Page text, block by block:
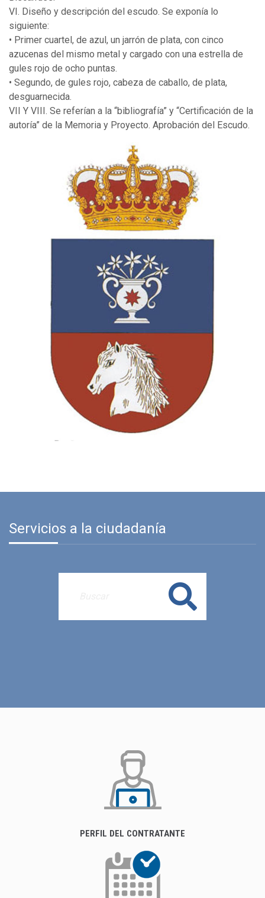
VI. Diseño y descripción del escudo. Se exponía lo
siguiente:
• Primer cuartel, de azul, un jarrón de plata, con cinco
azucenas del mismo metal y cargado con una estrella de
gules rojo de ocho puntas.
• Segundo, de gules rojo, cabeza de caballo, de plata,
desguarnecida.
VII Y VIII. Se referían a la “bibliografía” y “Certificación de la
autoría” de la Memoria y Proyecto. Aprobación del Escudo.
Servicios a la ciudadanía
Buscar
PERFIL DEL CONTRATANTE